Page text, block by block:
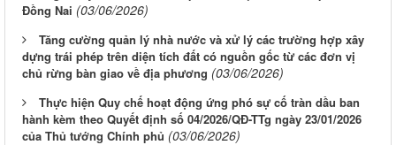
Đồng Nai (03/06/2026)
Tăng cường quản lý nhà nước và xử lý các trường hợp xây
dựng trái phép trên diện tích đất có nguồn gốc từ các đơn vị
chủ rừng bàn giao về địa phương (03/06/2026)
Thực hiện Quy chế hoạt động ứng phó sự cố tràn dầu ban
hành kèm theo Quyết định số 04/2026/QĐ-TTg ngày 23/01/2026
của Thủ tướng Chính phủ (03/06/2026)